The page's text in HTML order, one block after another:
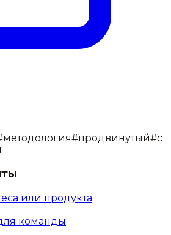
методология#продвинутый#с
или продукта
команды